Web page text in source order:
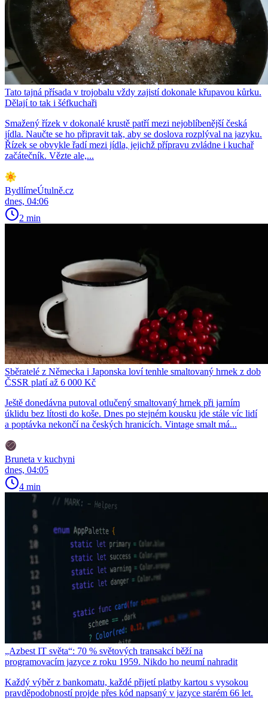
Tato tajná přísada v trojobalu vždy zajistí dokonale křupavou kůrku.
Dělají to tak i šéfkuchaři
Smažený řízek v dokonalé krustě patří mezi nejoblíbenější česká
jídla. Naučte se ho připravit tak, aby se doslova rozplýval na jazyku.
Řízek se obvykle řadí mezi jídla, jejichž přípravu zvládne i kuchař
začátečník. Vězte ale,...
BydlímeÚtulně.cz
dnes, 04:06
2 min
Sběratelé z Německa i Japonska loví tenhle smaltovaný hrnek z dob
ČSSR platí až 6 000 Kč
Ještě donedávna putoval otlučený smaltovaný hrnek při jarním
úklidu bez lítosti do koše. Dnes po stejném kousku jde stále víc lidí
a poptávka nekončí na českých hranicích. Vintage smalt má...
Bruneta v kuchyni
dnes, 04:05
4 min
„Azbest IT světa“: 70 % světových transakcí běží na
programovacím jazyce z roku 1959. Nikdo ho neumí nahradit
Každý výběr z bankomatu, každé přijetí platby kartou s vysokou
pravděpodobností projde přes kód napsaný v jazyce starém 66 let.